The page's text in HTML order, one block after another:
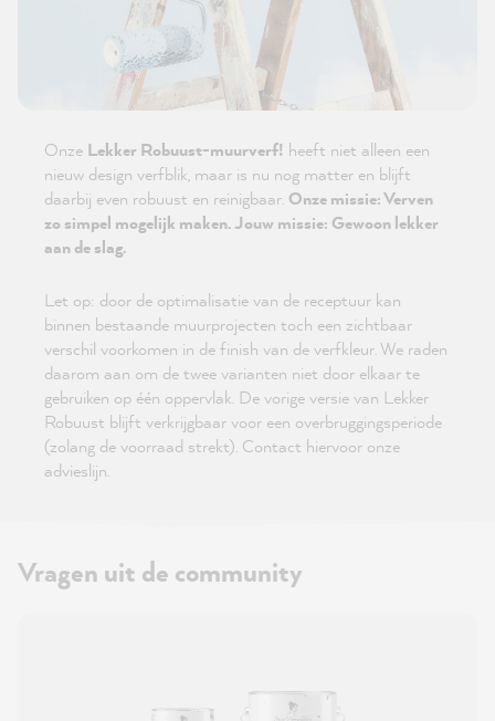
Onze Lekker Robuust-muurverf! heeft niet alleen een
nieuw design verfblik, maar is nu nog matter en blijft
daarbij even robuust en reinigbaar. Onze missie: Verven
zo simpel mogelijk maken. Jouw missie: Gewoon lekker
aan de slag.
Let op: door de optimalisatie van de receptuur kan
binnen bestaande muurprojecten toch een zichtbaar
verschil voorkomen in de finish van de verfkleur. We raden
daarom aan om de twee varianten niet door elkaar te
gebruiken op één oppervlak. De vorige versie van Lekker
Robuust blijft verkrijgbaar voor een overbruggingsperiode
(zolang de voorraad strekt). Contact hiervoor onze
advieslijn.
Vragen uit de community